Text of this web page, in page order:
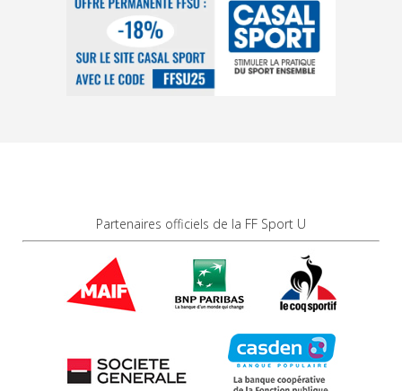
Partenaires officiels de la FF Sport U